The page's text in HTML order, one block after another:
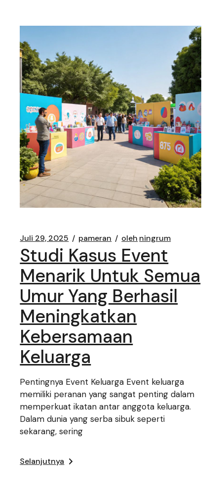
Juli 29, 2025 pameran oleh ningrum
Studi Kasus Event
Menarik Untuk Semua
Umur Yang Berhasil
Meningkatkan
Kebersamaan
Keluarga
Pentingnya Event Keluarga Event keluarga
memiliki peranan yang sangat penting dalam
memperkuat ikatan antar anggota keluarga.
Dalam dunia yang serba sibuk seperti
sekarang, sering
Selanjutnya